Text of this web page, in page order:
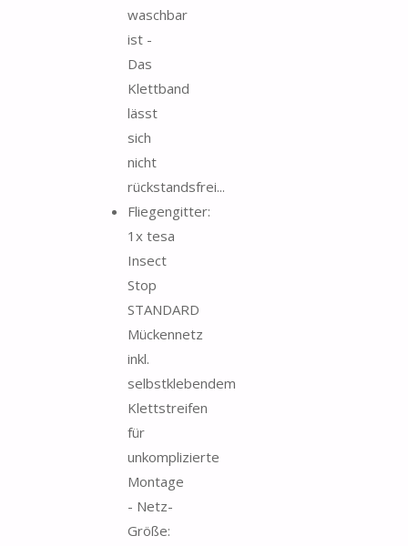
waschbar
ist -
Das
Klettband
lässt
sich
nicht
rückstandsfrei...
Fliegengitter:
1x tesa
Insect
Stop
STANDARD
Mückennetz
inkl.
selbstklebendem
Klettstreifen
für
unkomplizierte
Montage
- Netz-
Größe: